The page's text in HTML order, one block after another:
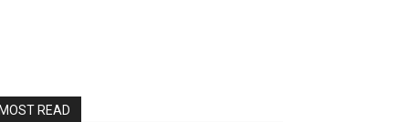
READ